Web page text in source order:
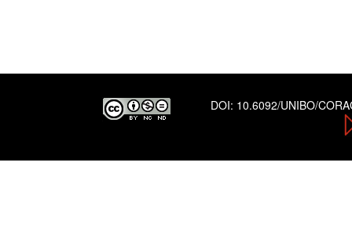
DOI: 10.6092/UNIBO/